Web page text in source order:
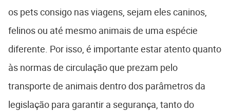
os pets consigo nas viagens, sejam eles caninos,
felinos ou até mesmo animais de uma espécie
diferente. Por isso, é importante estar atento quanto
às normas de circulação que prezam pelo
transporte de animais dentro dos parâmetros da
legislação para garantir a segurança, tanto do